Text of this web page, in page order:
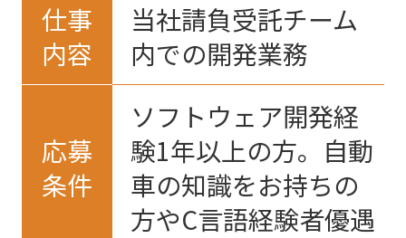
仕事
内容
当社請負受託チーム
内での開発業務
応募
条件
ソフトウェア開発経
験1年以上の方。自動
車の知識をお持ちの
方やC言語経験者優遇